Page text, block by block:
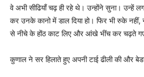
वे अभी सीढियाँ चढ़ ही रहे थे। उन्होंने सुना। उन्हें
कर उनके कानो में डाल दिया हो। फिर भी रुके
से नीचे के होंठ काट लिए और आंखे भींच कर चढ़ते
कुणाल ने सर हिलाते हुए अपनी टाई ढीली की और